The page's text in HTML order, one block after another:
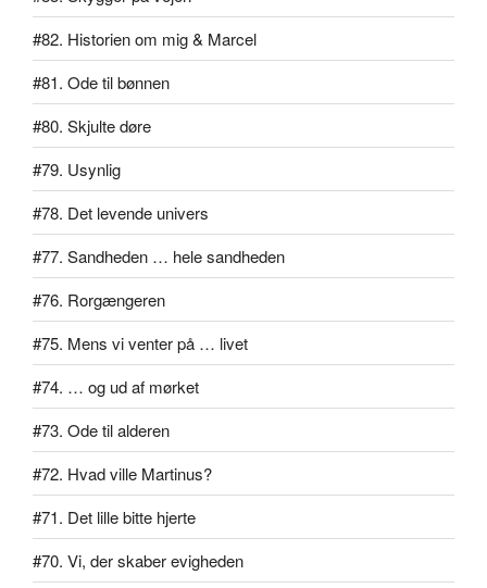
#82. Historien om mig & Marcel
#81. Ode til bønnen
#80. Skjulte døre
#79. Usynlig
#78. Det levende univers
#77. Sandheden … hele sandheden
#76. Rorgængeren
#75. Mens vi venter på … livet
#74. … og ud af mørket
#73. Ode til alderen
#72. Hvad ville Martinus?
#71. Det lille bitte hjerte
#70. Vi, der skaber evigheden